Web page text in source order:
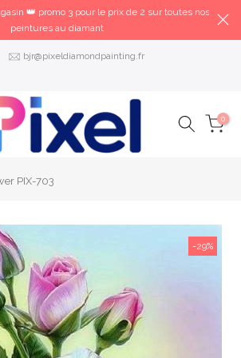
👑 promo 3 pour le prix de 2 sur toutes nos
peintures au diamant
bjr@pixeldiamondpainting.fr
0
PIX-703
-29%